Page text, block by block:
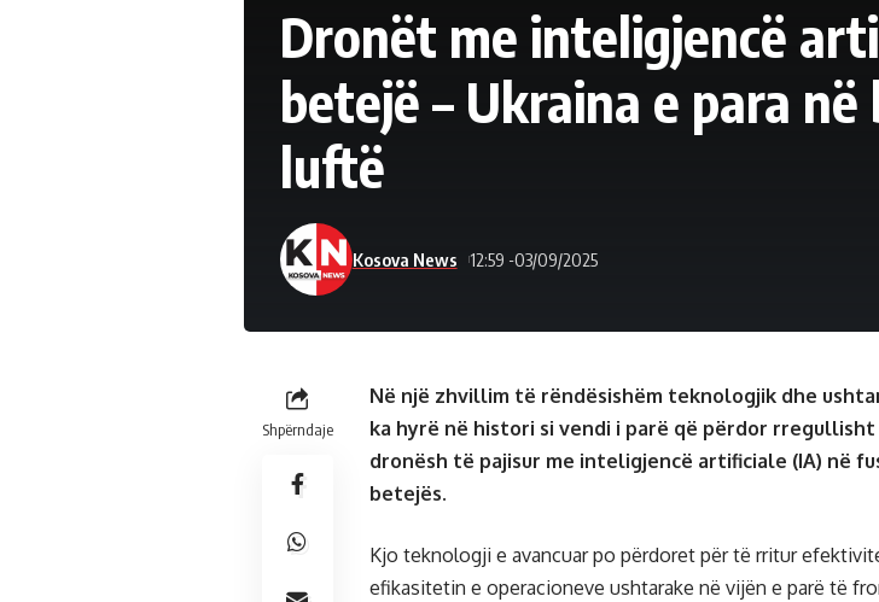
Dronët me inteligjencë
betejë – Ukraina e para
luftë
Kosova News 12:59 -03/09/2025
Shpërndaje
Në një zhvillim të rëndësishëm teknologjik dhe
ka hyrë në histori si vendi i parë që përdor
dronësh të pajisur me inteligjencë artificiale (IA) në
betejës.
Kjo teknologji e avancuar po përdoret për të rritur
efikasitetin e operacioneve ushtarake në vijën e parë të